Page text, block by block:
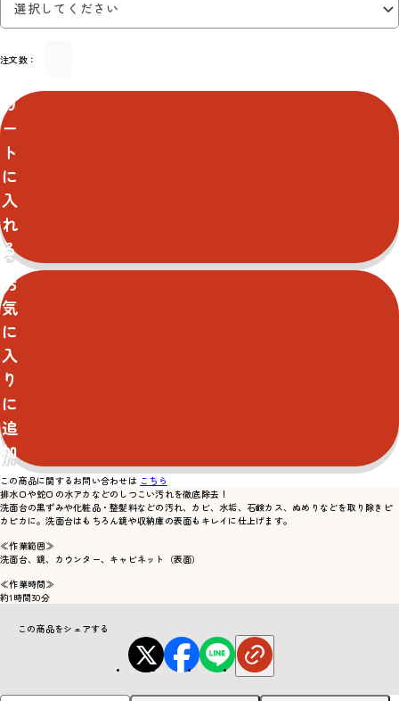
注文数：
カ
ー
ト
に
入
れ
る
お
気
に
入
り
に
追
加
この商品に関するお問い合わせは こちら
排水口や蛇口の水アカなどのしつこい汚れを徹底除去！
洗面台の黒ずみや化粧品・整髪料などの汚れ、カビ、水垢、石鹸カス、ぬめりなどを取り除きピ
カピカに。洗面台はもちろん鏡や収納庫の表面もキレイに仕上げます。
≪作業範囲≫
洗面台、鏡、カウンター、キャビネット（表面）
≪作業時間≫
約1時間30分
この商品をシェアする